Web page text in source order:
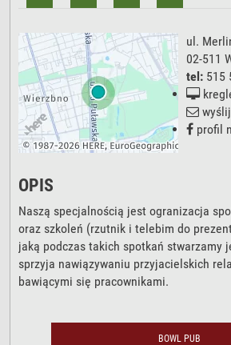
ul.
02-511
tel: 515
profil
OPIS
Naszą specjalnością jest ogranizacja
oraz szkoleń (rzutnik i telebim do
jaką podczas takich spotkań stwarzamy
sprzyja nawiązywaniu przyjacielskich
bawiącymi się pracownikami.
BOWL PUB